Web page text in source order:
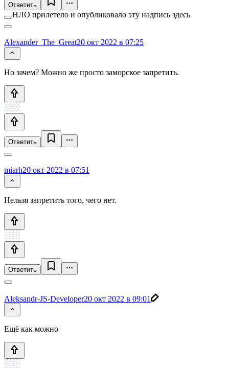
Ответить
НЛО прилетело и опубликовало эту надпись здесь
Alexander_The_Great20 окт 2022 в 07:25
Но зачем? Можно же просто заморское запретить.
Ответить
miarh20 окт 2022 в 07:51
Нельзя запретить того, чего нет.
Ответить
Aleksandr-JS-Developer20 окт 2022 в 09:01
Ещё как можно